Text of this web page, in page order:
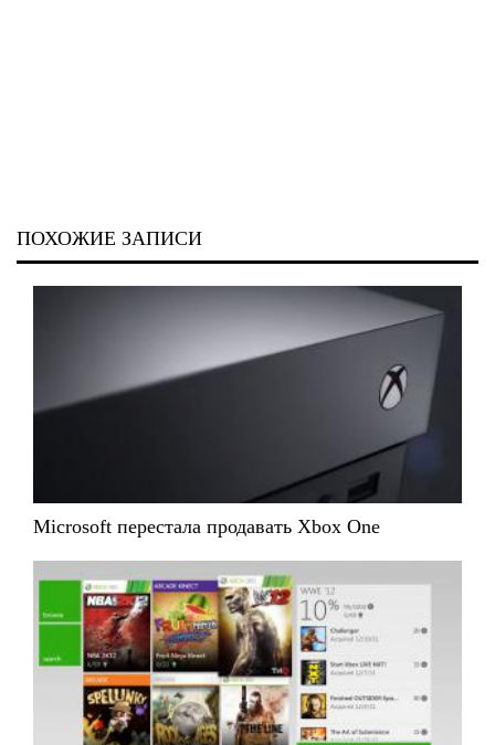
ПОХОЖИЕ ЗАПИСИ
Microsoft перестала продавать Xbox One